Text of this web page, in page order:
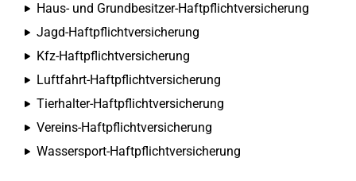
Haus- und Grundbesitzer-Haftpflichtversicherung
Jagd-Haftpflichtversicherung
Kfz-Haftpflichtversicherung
Luftfahrt-Haftpflichtversicherung
Tierhalter-Haftpflichtversicherung
Vereins-Haftpflichtversicherung
Wassersport-Haftpflichtversicherung